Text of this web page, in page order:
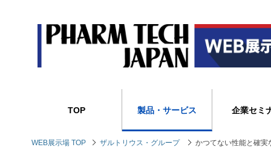
TOP 製品・サービス 企業セミ
WEB展示場 TOP ザルトリウス・グループ かつてない性能と確